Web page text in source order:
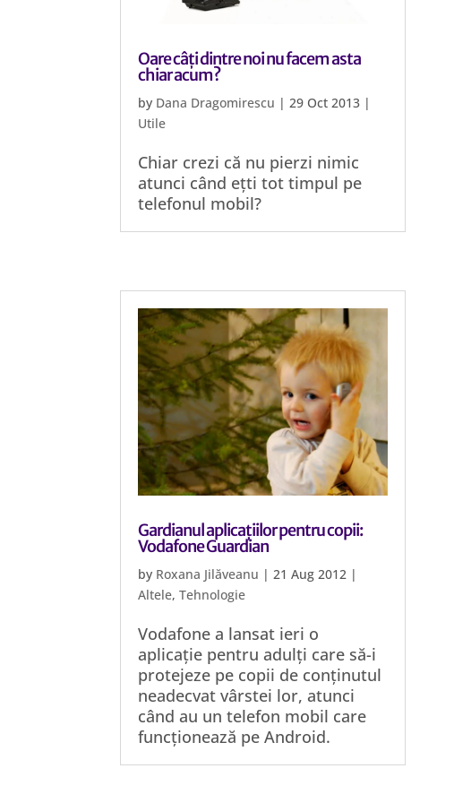
Oare câți dintre noi nu facem asta
chiar acum?
by Dana Dragomirescu |29 Oct 2013 |
Utile
Chiar crezi că nu pierzi nimic
atunci când ețti tot timpul pe
telefonul mobil?
Gardianul aplicațiilor pentru copii:
Vodafone Guardian
by Roxana Jilăveanu |21 Aug 2012 |
Altele,Tehnologie
Vodafone a lansat ieri o
aplicație pentru adulți care să-i
protejeze pe copii de conținutul
neadecvat vârstei lor, atunci
când au un telefon mobil care
funcționează pe Android.